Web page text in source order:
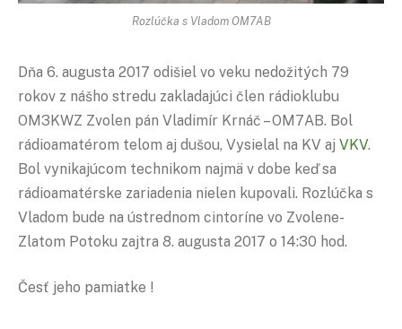
Rozlúčka s Vladom OM7AB
Dňa 6. augusta 2017 odišiel vo veku nedožitých 79
rokov z nášho stredu zakladajúci člen rádioklubu
OM3KWZ Zvolen pán Vladimír Krnáč – OM7AB. Bol
rádioamatérom telom aj dušou, Vysielal na KV aj VKV.
Bol vynikajúcom technikom najmä v dobe keď sa
rádioamatérske zariadenia nielen kupovali. Rozlúčka s
Vladom bude na ústrednom cintoríne vo Zvolene-
Zlatom Potoku zajtra 8. augusta 2017 o 14:30 hod.
Česť jeho pamiatke !